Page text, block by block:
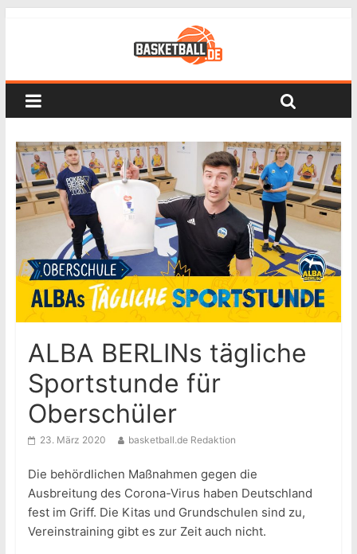
ALBA BERLINs tägliche
Sportstunde für
Oberschüler
23. März 2020 basketball.de Redaktion
Die behördlichen Maßnahmen gegen die
Ausbreitung des Corona-Virus haben Deutschland
fest im Griff. Die Kitas und Grundschulen sind zu,
Vereinstraining gibt es zur Zeit auch nicht.